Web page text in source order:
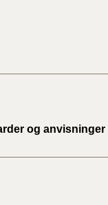
og anvisninger